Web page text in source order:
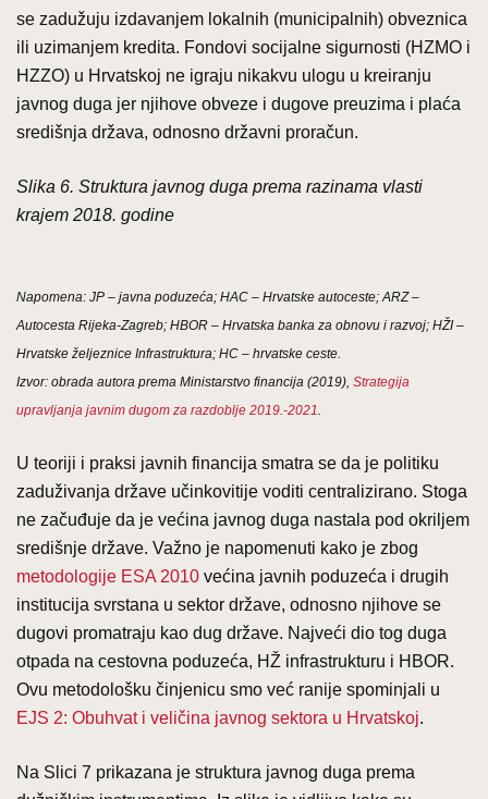
se zadužuju izdavanjem lokalnih (municipalnih) obveznica
ili uzimanjem kredita. Fondovi socijalne sigurnosti (HZMO i
HZZO) u Hrvatskoj ne igraju nikakvu ulogu u kreiranju
javnog duga jer njihove obveze i dugove preuzima i plaća
središnja država, odnosno državni proračun.
Slika 6. Struktura javnog duga prema razinama vlasti
krajem 2018. godine
Napomena: JP – javna poduzeća; HAC – Hrvatske autoceste; ARZ –
Autocesta Rijeka-Zagreb; HBOR – Hrvatska banka za obnovu i razvoj; HŽI –
Hrvatske željeznice Infrastruktura; HC – hrvatske ceste.
Izvor: obrada autora prema Ministarstvo financija (2019), Strategija
upravljanja javnim dugom za razdoblje 2019.-2021.
U teoriji i praksi javnih financija smatra se da je politiku
zaduživanja države učinkovitije voditi centralizirano. Stoga
ne začuđuje da je većina javnog duga nastala pod okriljem
središnje države. Važno je napomenuti kako je zbog
metodologije ESA 2010 većina javnih poduzeća i drugih
institucija svrstana u sektor države, odnosno njihove se
dugovi promatraju kao dug države. Najveći dio tog duga
otpada na cestovna poduzeća, HŽ infrastrukturu i HBOR.
Ovu metodološku činjenicu smo već ranije spominjali u
EJS 2: Obuhvat i veličina javnog sektora u Hrvatskoj.
Na Slici 7 prikazana je struktura javnog duga prema